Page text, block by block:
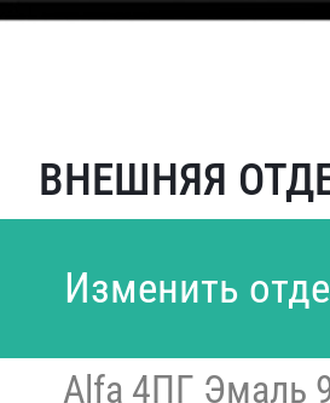
ВНЕШНЯЯ
Изменить
Alfa 4ПГ Эмаль